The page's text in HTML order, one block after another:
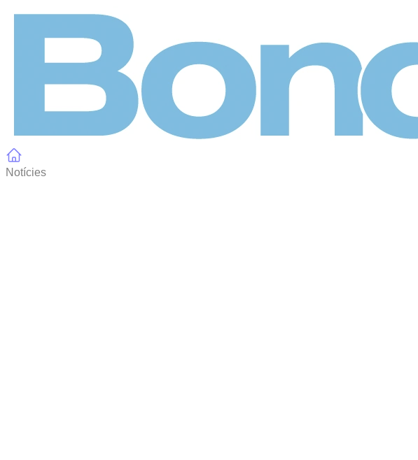
Notícies